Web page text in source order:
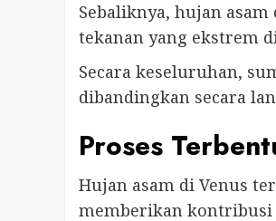
Sebaliknya, hujan
tekanan yang ekstrem
Secara keseluruhan,
dibandingkan secara
Proses
Hujan asam di Venus
memberikan kontribusi